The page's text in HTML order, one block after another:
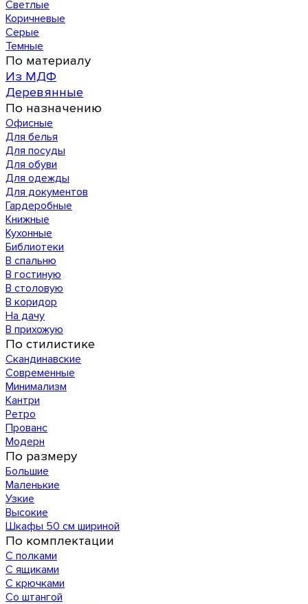
Светлые
Коричневые
Серые
Темные
По материалу
Из МДФ
Деревянные
По назначению
Офисные
Для белья
Для посуды
Для обуви
Для одежды
Для документов
Гардеробные
Книжные
Кухонные
Библиотеки
В спальню
В гостиную
В столовую
В коридор
На дачу
В прихожую
По стилистике
Скандинавские
Современные
Минимализм
Кантри
Ретро
Прованс
Модерн
По размеру
Большие
Маленькие
Узкие
Высокие
Шкафы 50 см шириной
По комплектации
С полками
С ящиками
С крючками
Со штангой